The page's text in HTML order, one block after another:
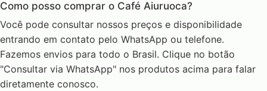
Como posso comprar o Café Aiuruoca?
Você pode consultar nossos preços e disponibilidade
entrando em contato pelo WhatsApp ou telefone.
Fazemos envios para todo o Brasil. Clique no botão
"Consultar via WhatsApp" nos produtos acima para falar
diretamente conosco.